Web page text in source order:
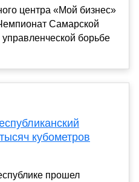
центра «Мой бизнес»
Самарской
управленческой борьбе
кубометров
прошел